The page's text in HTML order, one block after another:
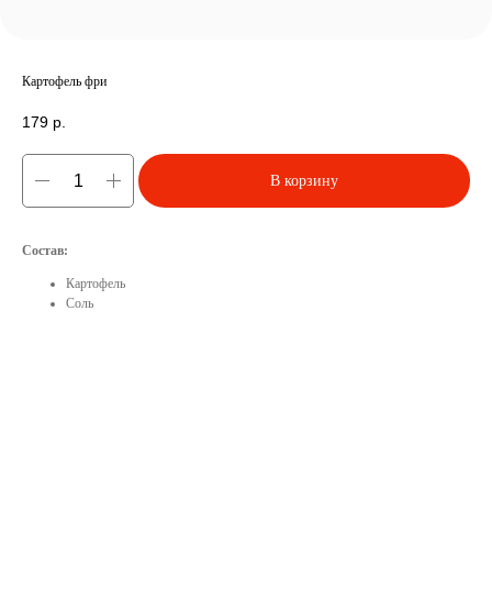
Картофель фри
179 р.
В корзину
Состав:
Картофель
Соль